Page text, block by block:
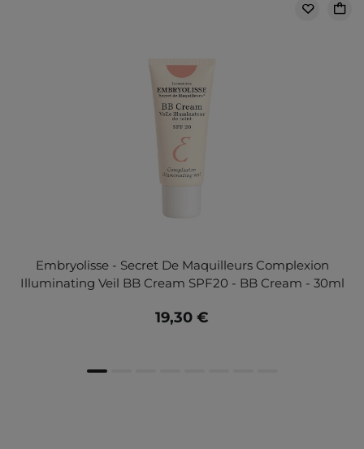
Embryolisse - Secret De Maquilleurs Complexion
Illuminating Veil BB Cream SPF20 - BB Cream - 30ml
19,30 €